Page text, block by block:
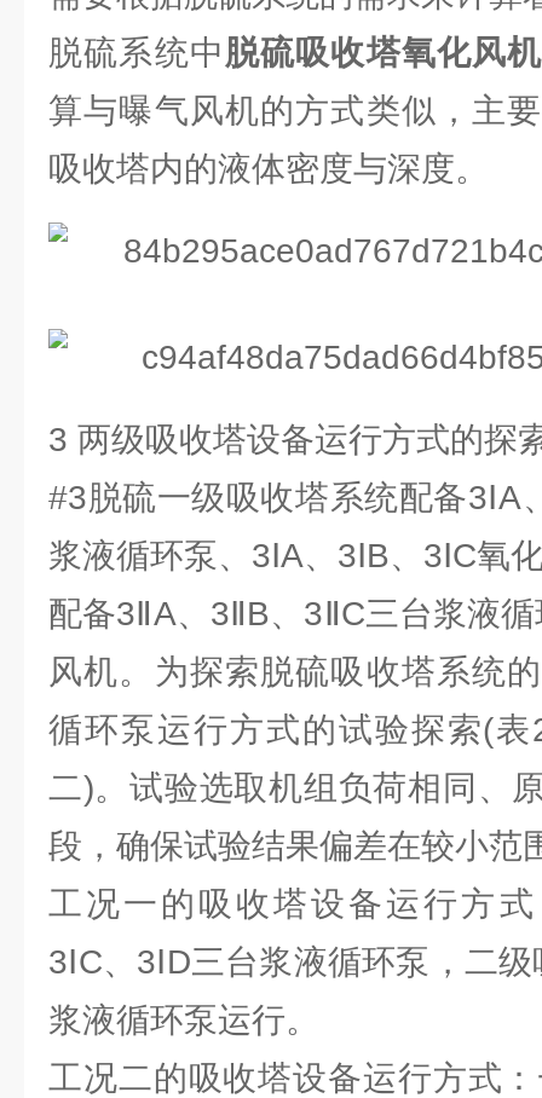
脱硫系统中脱硫吸收塔氧化风
算与曝气风机的方式类似，主
吸收塔内的液体密度与深度。
3 两级吸收塔设备运行方式的探
#3脱硫一级吸收塔系统配备3ⅠA
浆液循环泵、3ⅠA、3ⅠB、3ⅠC氧
配备3ⅡA、3ⅡB、3ⅡC三台浆液
风机。为探索脱硫吸收塔系统
循环泵运行方式的试验探索(
二)。试验选取机组负荷相同、
段，确保试验结果偏差在较小范
工况一的吸收塔设备运行方
3ⅠC、3ⅠD三台浆液循环泵，二
浆液循环泵运行。
工况二的吸收塔设备运行方式